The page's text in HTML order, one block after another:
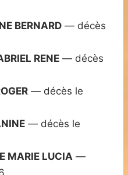
BERNARD — décès
RENE — décès
— décès le
— décès le
MARIE LUCIA —